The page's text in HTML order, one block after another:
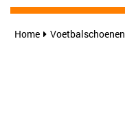
Home Voetbalschoenen